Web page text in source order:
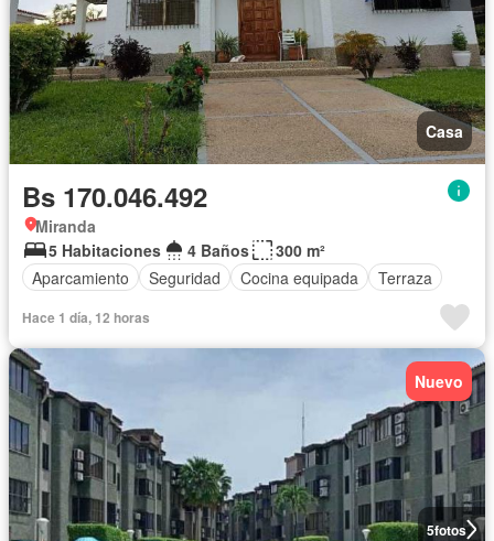
Casa
Bs 170.046.492
Miranda
5 Habitaciones
4 Baños
300 m²
Aparcamiento
Seguridad Cocina equipada Terraza
Hace 1 día, 12 horas
5fotos
Nuevo